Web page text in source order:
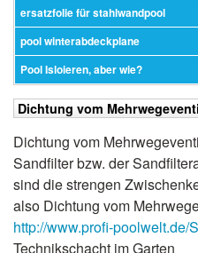
ersatzfolie für stahlwandpool
pool winterabdeckplane
Pool Isloieren, aber wie?
Dichtung vom
Dichtung vom
Sandfilter bzw. der
sind die strengen
also Dichtung vom
http://www.profi-poolwelt.de/
Technikschacht im Garten